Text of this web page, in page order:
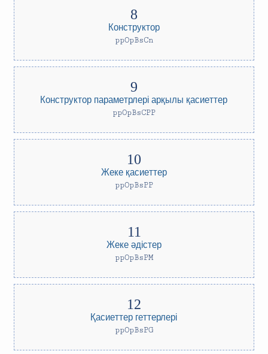
Конструктор
ppOpBsCn
Конструктор параметрлері арқылы қасиеттер
ppOpBsCPP
Жеке қасиеттер
ppOpBsPP
Жеке әдістер
ppOpBsPM
Қасиеттер геттерлері
ppOpBsPG